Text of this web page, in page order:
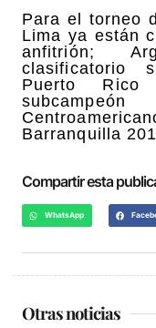
Para el torneo
Lima ya están
anfitrión;
clasificatorio
Puerto
Barranquilla
Compartir esta
WhatsApp
Otras noticias